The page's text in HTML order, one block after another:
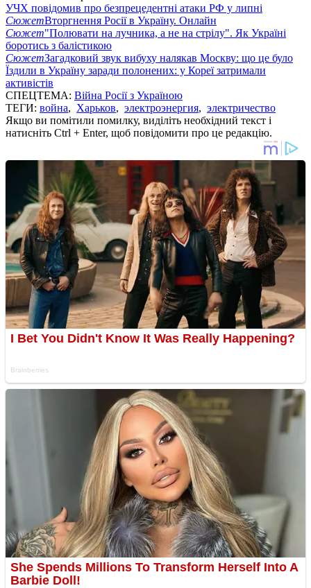
УЧХ повідомив про безпрецедентні атаки РФ у липні
СюжетВторгнення Росії в Україну. Онлайн
Сюжет"Полювати на лучника, а не на стрілу". Як Україні
боротись з балістикою
СюжетЗагадковий звук вибуху налякав Москву: що це було
Їздили в Україну заради полонених: у Кореї затримали
активістів
СПЕЦТЕМА: Війна Росії з Україною
ТЕГИ: война, Харьков, электроэнергия, электричество
Якщо ви помітили помилку, виділіть необхідний текст і
натисніть Ctrl + Enter, щоб повідомити про це редакцію.